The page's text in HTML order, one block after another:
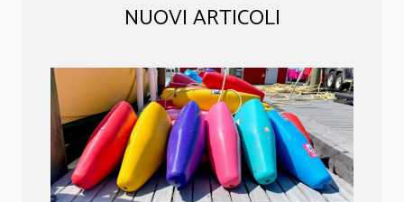
NUOVI ARTICOLI